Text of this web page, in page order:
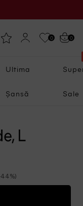
0 0
Ultima
Șansă Sale
L
44%)